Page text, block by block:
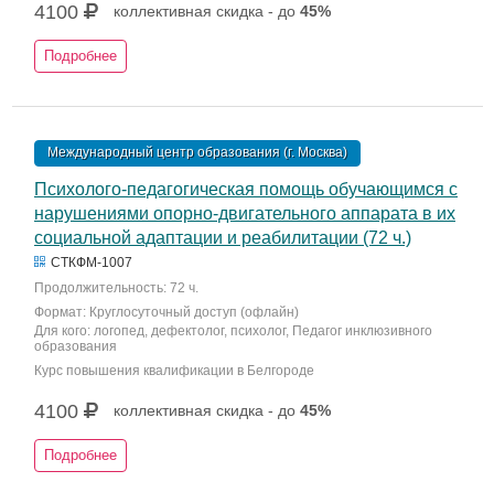
4100 коллективная скидка - до 45%
Подробнее
Международный центр образования (г. Москва)
Психолого-педагогическая помощь обучающимся с
нарушениями опорно-двигательного аппарата в их
социальной адаптации и реабилитации (72 ч.)
СТКФМ-1007
Продолжительность: 72 ч.
Формат: Круглосуточный доступ (офлайн)
Для кого: логопед, дефектолог, психолог, Педагог инклюзивного
образования
Курс повышения квалификации в Белгороде
4100 коллективная скидка - до 45%
Подробнее